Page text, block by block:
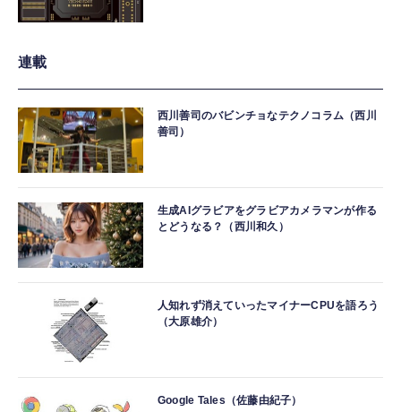
連載
西川善司のバビンチョなテクノコラム（西川
善司）
生成AIグラビアをグラビアカメラマンが作る
とどうなる？（西川和久）
人知れず消えていったマイナーCPUを語ろう
（大原雄介）
Google Tales（佐藤由紀子）